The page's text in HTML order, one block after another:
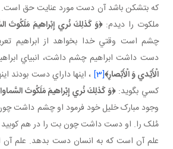
که بت شکن باشد آن دست مورد عنايت حق
ملکوت را ديدم:﴿وَ كَذلِكَ نُري إِبْراهيمَ مَلَكُوتَ
چشم است وقتي خدا بخواهد از ابراهيم
دست داشت ابراهيم چشم داشت، انبياي
الْأَيْدي وَ الْأَبْصارِ﴾[3]
، اينها داراي دست بودند
کسي بگويد:﴿وَ كَذلِكَ نُري إِبْراهيمَ مَلَكُوتَ
وجود مبارک خليل خود فرمود او چشم داشت چون
مُلک را. او دست داشت چون بت را در هم
علم آن است که به انسان دست بدهد. علم